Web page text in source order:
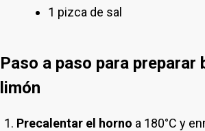
1 pizca de sal
Paso a paso para preparar
limón
Precalentar el horno a 180°C y